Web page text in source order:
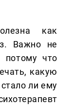
как
Важно не
потому что
какую
ли ему